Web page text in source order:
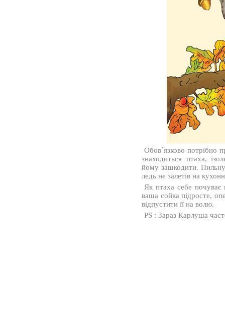
Обов`язково потрібно
знаходиться птаха,
йому зашкодити.
ледь не залетів на
Як птаха себе почуває
ваша сойка підросте,
відпустити її на волю.
PS : Зараз Карлуша